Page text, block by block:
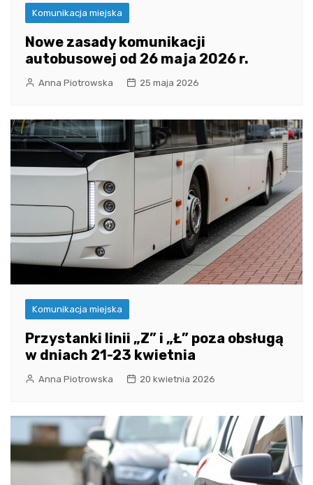
Komunikacja miejska
Nowe zasady komunikacji
autobusowej od 26 maja 2026 r.
Anna Piotrowska 25 maja 2026
Komunikacja miejska
Przystanki linii „Z” i „Ł” poza obsługą
w dniach 21-23 kwietnia
Anna Piotrowska 20 kwietnia 2026